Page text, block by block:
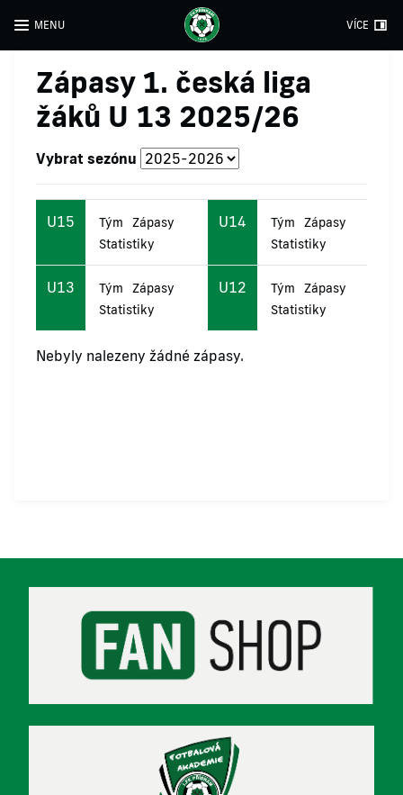
MENU VÍCE
Zápasy 1. česká liga
žáků U 13 2025/26
Vybrat sezónu
U15 Tým
Zápasy
Statistiky
U14 Tým
Zápasy
Statistiky
U13 Tým
Zápasy
Statistiky
U12 Tým
Zápasy
Statistiky
Nebyly nalezeny žádné zápasy.